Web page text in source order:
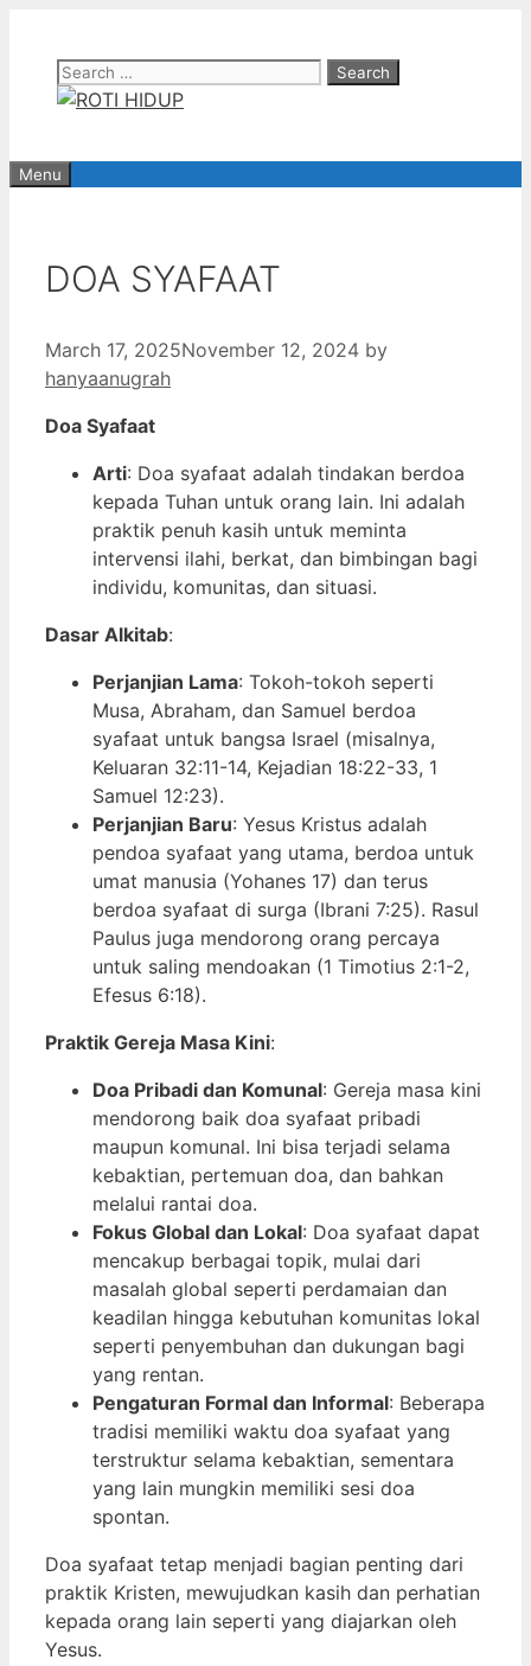
contentSearch
for:
Menu
DOA SYAFAAT
March 17, 2025November 12, 2024 by
hanyaanugrah
Doa Syafaat
Arti: Doa syafaat adalah tindakan berdoa
kepada Tuhan untuk orang lain. Ini adalah
praktik penuh kasih untuk meminta
intervensi ilahi, berkat, dan bimbingan bagi
individu, komunitas, dan situasi.
Dasar Alkitab:
Perjanjian Lama: Tokoh-tokoh seperti
Musa, Abraham, dan Samuel berdoa
syafaat untuk bangsa Israel (misalnya,
Keluaran 32:11-14, Kejadian 18:22-33, 1
Samuel 12:23).
Perjanjian Baru: Yesus Kristus adalah
pendoa syafaat yang utama, berdoa untuk
umat manusia (Yohanes 17) dan terus
berdoa syafaat di surga (Ibrani 7:25). Rasul
Paulus juga mendorong orang percaya
untuk saling mendoakan (1 Timotius 2:1-2,
Efesus 6:18).
Praktik Gereja Masa Kini:
Doa Pribadi dan Komunal: Gereja masa kini
mendorong baik doa syafaat pribadi
maupun komunal. Ini bisa terjadi selama
kebaktian, pertemuan doa, dan bahkan
melalui rantai doa.
Fokus Global dan Lokal: Doa syafaat dapat
mencakup berbagai topik, mulai dari
masalah global seperti perdamaian dan
keadilan hingga kebutuhan komunitas lokal
seperti penyembuhan dan dukungan bagi
yang rentan.
Pengaturan Formal dan Informal: Beberapa
tradisi memiliki waktu doa syafaat yang
terstruktur selama kebaktian, sementara
yang lain mungkin memiliki sesi doa
spontan.
Doa syafaat tetap menjadi bagian penting dari
praktik Kristen, mewujudkan kasih dan perhatian
kepada orang lain seperti yang diajarkan oleh
Yesus.